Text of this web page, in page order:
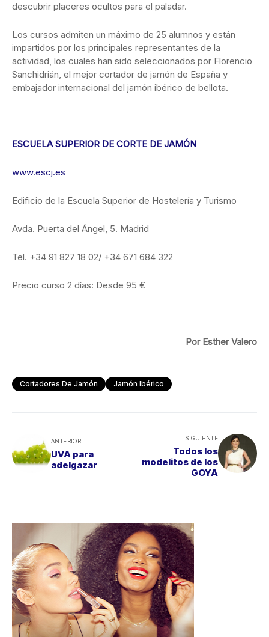
descubrir placeres ocultos para el paladar.
Los cursos admiten un máximo de 25 alumnos y están
impartidos por los principales representantes de la
actividad, los cuales han sido seleccionados por Florencio
Sanchidrián, el mejor cortador de jamón de España y
embajador internacional del jamón ibérico de bellota.
ESCUELA SUPERIOR DE CORTE DE JAMÓN
www.escj.es
Edificio de la Escuela Superior de Hostelería y Turismo
Avda. Puerta del Ángel, 5. Madrid
Tel. +34 91 827 18 02/ +34 671 684 322
Precio curso 2 días: Desde 95 €
Por Esther Valero
Cortadores De Jamón Jamón Ibérico
ANTERIOR
UVA para
adelgazar
SIGUIENTE
Todos los
modelitos de los
GOYA